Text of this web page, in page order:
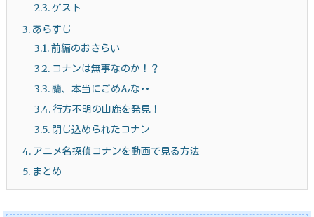
2.3.ゲスト
3. あらすじ
3.1.前編のおさらい
3.2. コナンは無事なのか！？
3.3.蘭、本当にごめんな･･
3.4. 行方不明の山鹿を発見！
3.5. 閉じ込められたコナン
4. アニメ名探偵コナンを動画で見る方法
5. まとめ